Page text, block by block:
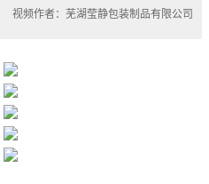
视频作者：芜湖莹静包装制品有限公司